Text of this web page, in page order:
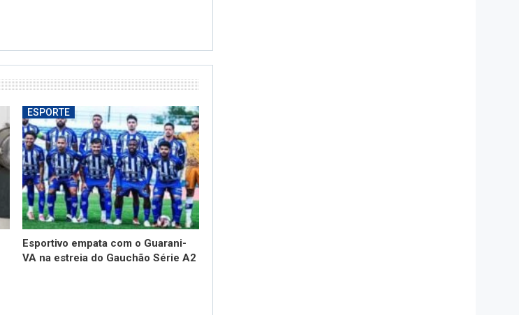
ESPORTE
Esportivo empata com o Guarani-
VA na estreia do Gauchão Série A2